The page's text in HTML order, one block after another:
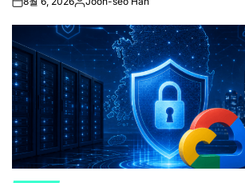
on
Posted